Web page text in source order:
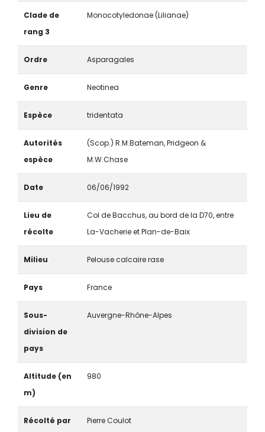
Clade de
rang 3
Monocotyledonae (Lilianae)
Ordre Asparagales
Genre Neotinea
Espèce tridentata
Autorités
espèce
(Scop.) R.M.Bateman, Pridgeon &
M.W.Chase
Date 06/06/1992
Lieu de
récolte
Col de Bacchus, au bord de la D70, entre
La-Vacherie et Plan-de-Baix
Milieu Pelouse calcaire rase
Pays France
Sous-
division de
pays
Auvergne-Rhône-Alpes
Altitude (en
m)
980
Récolté par Pierre Coulot